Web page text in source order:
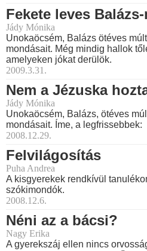
Fekete leves
Jády Mónika
Unokaöcsém, Balázs ötéves
mondásait. Még mindig hallok
amelyeken jókat derülök.
2009.3.31.
Nem a Jézuska
Jády Mónika
Unokaöcsém, Balázs, ötéves
mondásait. Íme, a legfrissebbek:
2008.12.29.
Felvilágosítás
Puha Andrea
A kisgyerekek rendkívül
szókimondók.
2008.12.6.
Néni az a bácsi?
Nagy Erika
A gyerekszáj ellen nincs